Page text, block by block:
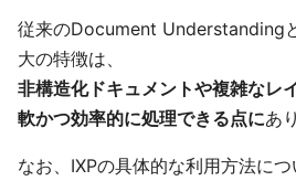
従来のDocument Understanding
大の特徴は、
非構造化ドキュメントや複雑なレ
軟かつ効率的に処理できる点にあ
なお、IXPの具体的な利用方法に